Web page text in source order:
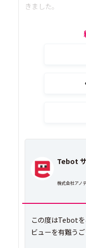
きました。
Tebot
株式会社アノ
この度はTebot
ビューを有難うご